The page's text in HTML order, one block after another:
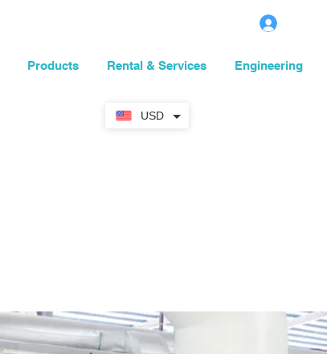
USD
Products Rental & Services Engineering